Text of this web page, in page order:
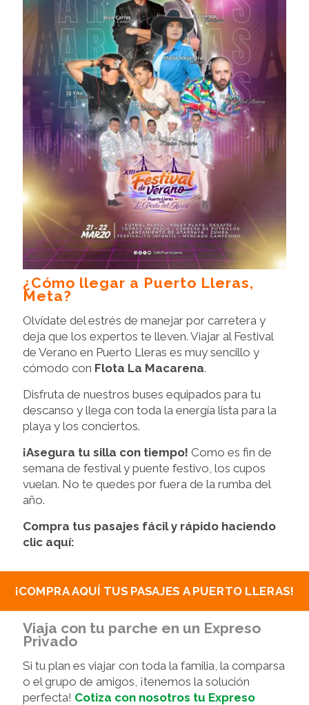
¿Cómo llegar a Puerto Lleras,
Meta?
Olvídate del estrés de manejar por carretera y
deja que los expertos te lleven. Viajar al Festival
de Verano en Puerto Lleras es muy sencillo y
cómodo con Flota La Macarena.
Disfruta de nuestros buses equipados para tu
descanso y llega con toda la energía lista para la
playa y los conciertos.
¡Asegura tu silla con tiempo! Como es fin de
semana de festival y puente festivo, los cupos
vuelan. No te quedes por fuera de la rumba del
año.
Compra tus pasajes fácil y rápido haciendo
clic aquí:
¡COMPRA AQUÍ TUS PASAJES A PUERTO LLERAS!
Viaja con tu parche en un Expreso
Privado
Si tu plan es viajar con toda la familia, la comparsa
o el grupo de amigos, ¡tenemos la solución
perfecta! Cotiza con nosotros tu Expreso